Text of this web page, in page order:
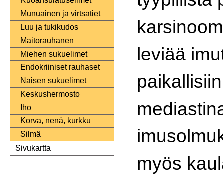
Munuainen ja virtsatiet
Luu ja tukikudos
Maitorauhanen
Miehen sukuelimet
Endokriiniset rauhaset
Naisen sukuelimet
Keskushermosto
Iho
Korva, nenä, kurkku
Silmä
Sivukartta
leviää
paikallisiin
myös